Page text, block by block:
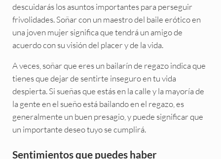
descuidarás los asuntos importantes para perseguir
frivolidades. Soñar con un maestro del baile erótico en
una joven mujer significa que tendrá un amigo de
acuerdo con su visión del placer y de la vida.
A veces, soñar que eres un bailarín de regazo indica que
tienes que dejar de sentirte inseguro en tu vida
despierta. Si sueñas que estás en la calle y la mayoría de
la gente en el sueño está bailando en el regazo, es
generalmente un buen presagio, y puede significar que
un importante deseo tuyo se cumplirá.
Sentimientos que puedes haber